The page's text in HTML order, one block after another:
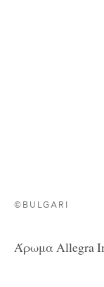
©BULGARI
Άρωμα Allegra